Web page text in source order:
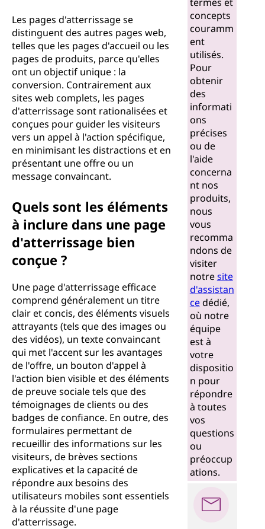
Les pages d'atterrissage se
distinguent des autres pages web,
telles que les pages d'accueil ou les
pages de produits, parce qu'elles
ont un objectif unique : la
conversion. Contrairement aux
sites web complets, les pages
d'atterrissage sont rationalisées et
conçues pour guider les visiteurs
vers un appel à l'action spécifique,
en minimisant les distractions et en
présentant une offre ou un
message convaincant.
Quels sont les éléments
à inclure dans une page
d'atterrissage bien
conçue ?
Une page d'atterrissage efficace
comprend généralement un titre
clair et concis, des éléments visuels
attrayants (tels que des images ou
des vidéos), un texte convaincant
qui met l'accent sur les avantages
de l'offre, un bouton d'appel à
l'action bien visible et des éléments
de preuve sociale tels que des
témoignages de clients ou des
badges de confiance. En outre, des
formulaires permettant de
recueillir des informations sur les
visiteurs, de brèves sections
explicatives et la capacité de
répondre aux besoins des
utilisateurs mobiles sont essentiels
à la réussite d'une page
d'atterrissage.
termes et
concepts
couramm
ent
utilisés.
Pour
obtenir
des
informati
ons
précises
ou de
l'aide
concerna
nt nos
produits,
nous
vous
recomma
ndons de
visiter
notresite
d'assistan
cedédié,
où notre
équipe
est à
votre
dispositio
n pour
répondre
à toutes
vos
questions
ou
préoccup
ations.